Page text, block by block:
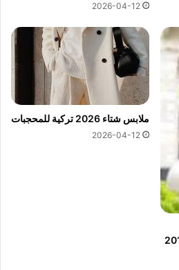
2026-04-12
ملابس شتاء 2026 تركية للمحجبات
2026-04-12